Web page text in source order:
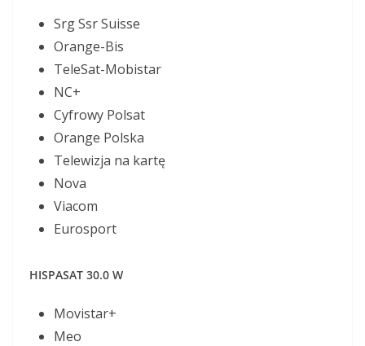
Srg Ssr Suisse
Orange-Bis
TeleSat-Mobistar
NC+
Cyfrowy Polsat
Orange Polska
Telewizja na kartę
Nova
Viacom
Eurosport
HISPASAT 30.0 W
Movistar+
Meo